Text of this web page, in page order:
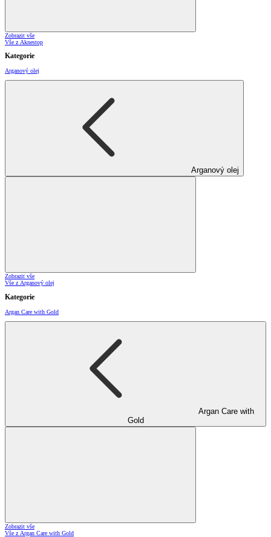
Zobrazit vše
Vše z Aknestop
Kategorie
Arganový olej
Arganový olej
Zobrazit vše
Vše z Arganový olej
Kategorie
Argan Care with Gold
Argan Care with
Gold
Zobrazit vše
Vše z Argan Care with Gold